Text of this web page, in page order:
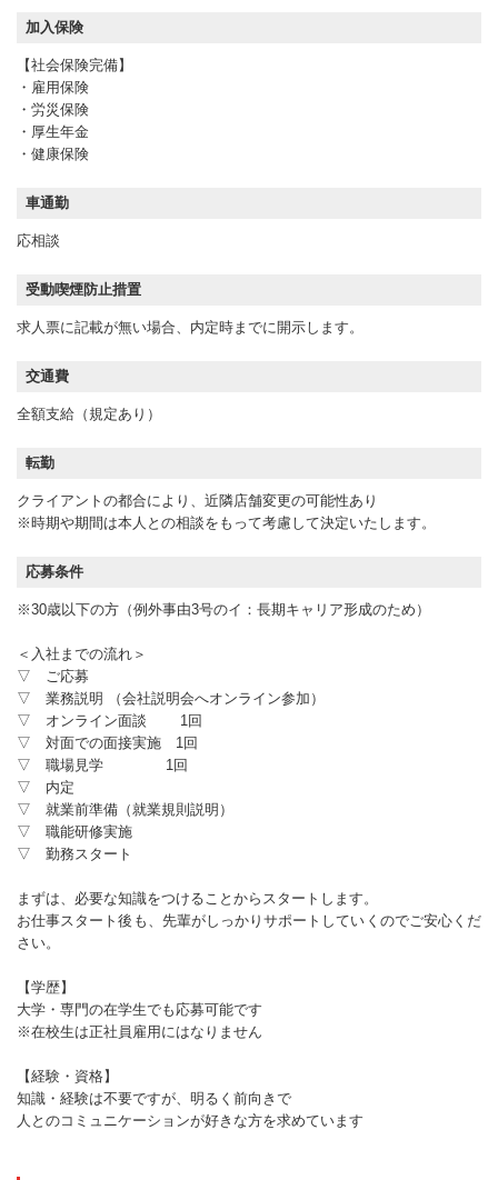
加入保険
【社会保険完備】
・雇用保険
・労災保険
・厚生年金
・健康保険
車通勤
応相談
受動喫煙防止措置
求人票に記載が無い場合、内定時までに開示します。
交通費
全額支給（規定あり）
転勤
クライアントの都合により、近隣店舗変更の可能性あり
※時期や期間は本人との相談をもって考慮して決定いたします。
応募条件
※30歳以下の方（例外事由3号のイ：長期キャリア形成のため）
＜入社までの流れ＞
▽ ご応募
▽ 業務説明 （会社説明会へオンライン参加）
▽ オンライン面談 1回
▽ 対面での面接実施 1回
▽ 職場見学 1回
▽ 内定
▽ 就業前準備（就業規則説明）
▽ 職能研修実施
▽ 勤務スタート
まずは、必要な知識をつけることからスタートします。
お仕事スタート後も、先輩がしっかりサポートしていくのでご安心くだ
さい。
【学歴】
大学・専門の在学生でも応募可能です
※在校生は正社員雇用にはなりません
【経験・資格】
知識・経験は不要ですが、明るく前向きで
人とのコミュニケーションが好きな方を求めています